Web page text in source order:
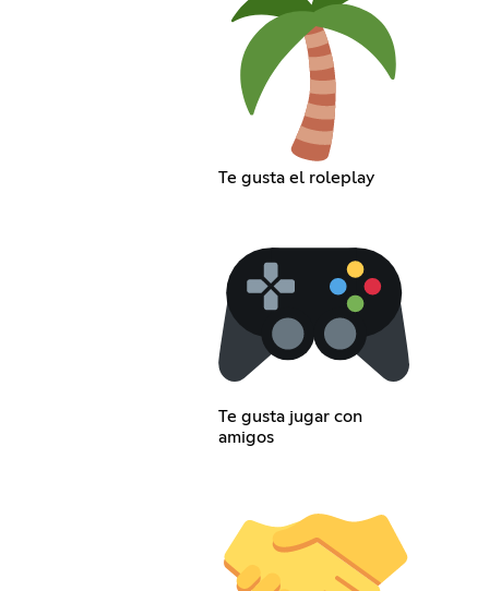
Te gusta el roleplay
Te gusta jugar con
amigos